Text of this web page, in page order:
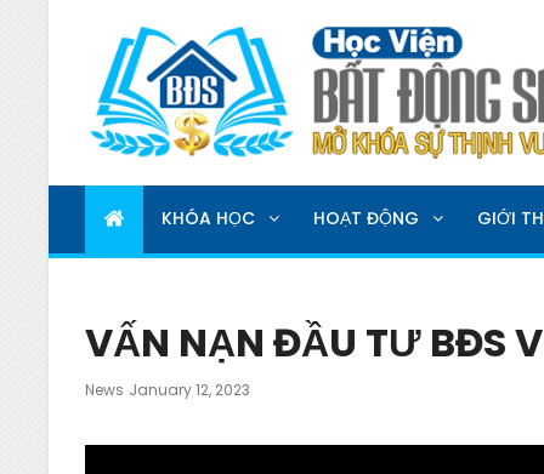
HỌC VIỆN BẤT ĐỘNG
MỞ KHOÁ SỰ THỊNH VƯỢNG
KHÓA HỌC HOẠT ĐỘNG GIỚI
VẤN NẠN ĐẦU TƯ BĐS
News Posted
January 12, 2023